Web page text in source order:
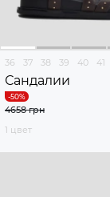
36 37 38 39 40 41
Сандалии
4658 грн
1 цвет